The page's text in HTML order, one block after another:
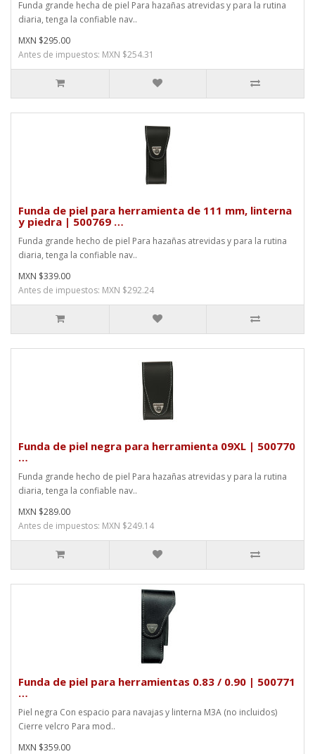
Funda grande hecha de piel Para hazañas atrevidas y para la rutina
diaria, tenga la confiable nav..
MXN $295.00
Antes de impuestos: MXN $254.31
Funda de piel para herramienta de 111 mm, linterna
y piedra | 500769 …
Funda grande hecho de piel Para hazañas atrevidas y para la rutina
diaria, tenga la confiable nav..
MXN $339.00
Antes de impuestos: MXN $292.24
Funda de piel negra para herramienta 09XL | 500770
…
Funda grande hecho de piel Para hazañas atrevidas y para la rutina
diaria, tenga la confiable nav..
MXN $289.00
Antes de impuestos: MXN $249.14
Funda de piel para herramientas 0.83 / 0.90 | 500771
…
Piel negra Con espacio para navajas y linterna M3A (no incluidos)
Cierre velcro Para mod..
MXN $359.00